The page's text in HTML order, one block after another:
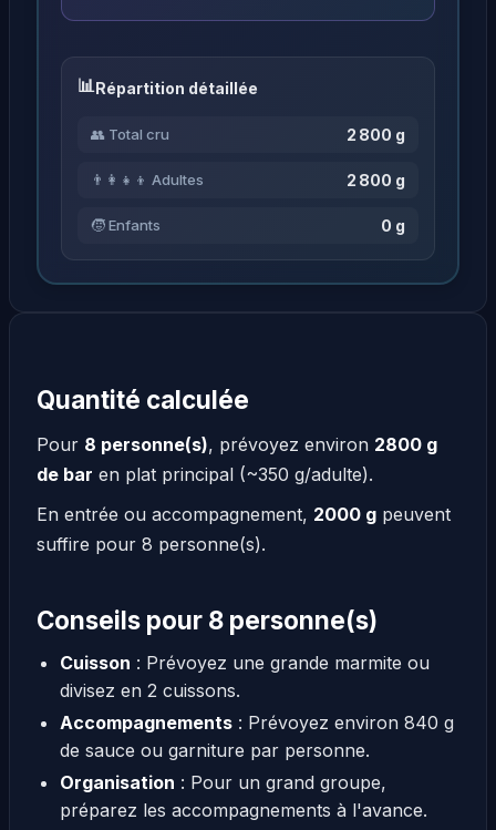
Répartition détaillée
👥 Total cru 2 800 g
👨‍👩‍👧‍👦 Adultes 2 800 g
🧒 Enfants 0 g
Quantité calculée
Pour 8 personne(s), prévoyez environ 2800 g
de bar en plat principal (~350 g/adulte).
En entrée ou accompagnement, 2000 g peuvent
suffire pour 8 personne(s).
Conseils pour 8 personne(s)
Cuisson : Prévoyez une grande marmite ou
divisez en 2 cuissons.
Accompagnements: Prévoyez environ 840 g
de sauce ou garniture par personne.
Organisation : Pour un grand groupe,
préparez les accompagnements à l'avance.